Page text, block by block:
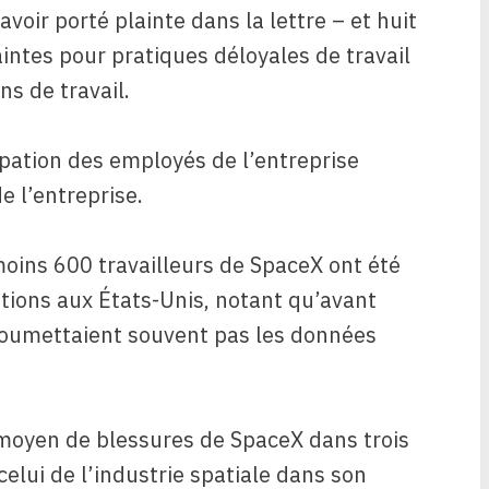
porté plainte dans la lettre – et huit
pour pratiques déloyales de travail
de travail.
des employés de l’entreprise
l’entreprise.
600 travailleurs de SpaceX ont été
aux États-Unis, notant qu’avant
souvent pas les données
de blessures de SpaceX dans trois
de l’industrie spatiale dans son